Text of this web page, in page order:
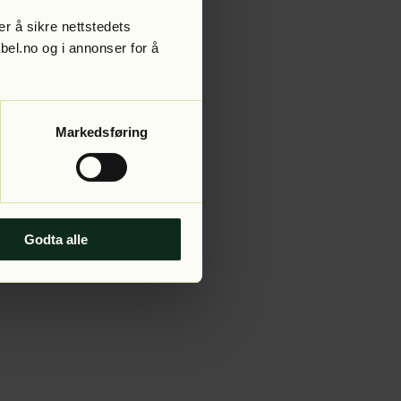
å sikre nettstedets
og i annonser for å
Markedsføring
Godta alle